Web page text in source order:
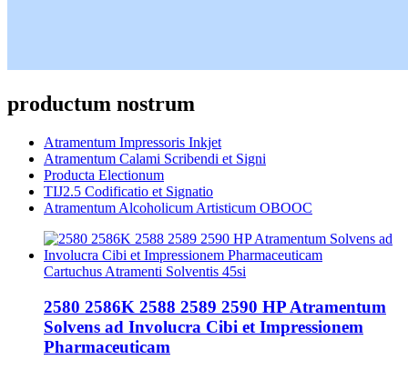
productum nostrum
Atramentum Impressoris Inkjet
Atramentum Calami Scribendi et Signi
Producta Electionum
TIJ2.5 Codificatio et Signatio
Atramentum Alcoholicum Artisticum OBOOC
Cartuchus Atramenti Solventis 45si
2580 2586K 2588 2589 2590 HP Atramentum
Solvens ad Involucra Cibi et Impressionem
Pharmaceuticam